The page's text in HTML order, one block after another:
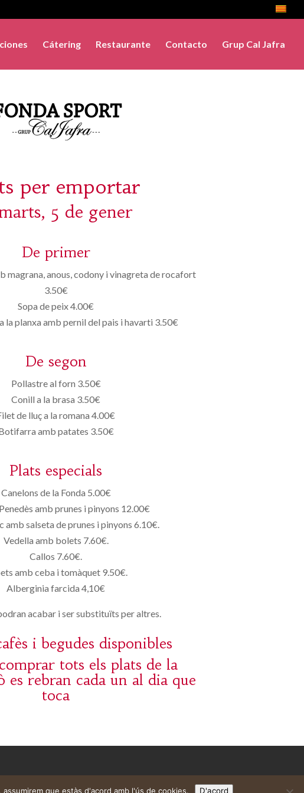
Cátering Restaurante Contacto Grup Cal Jafra
per emportar
5 de gener
De primer
magrana, anous, codony i vinagreta de rocafort
3.50€
Sopa de peix 4.00€
la planxa amb pernil del pais i havarti 3.50€
De segon
Pollastre al forn 3.50€
Conill a la brasa 3.50€
de lluç a la romana 4.00€
amb patates 3.50€
Plats especials
Canelons de la Fonda 5.00€
amb prunes i pinyons 12.00€
amb salseta de prunes i pinyons 6.10€.
Vedella amb bolets 7.60€.
Callos 7.60€.
amb ceba i tomàquet 9.50€.
Alberginia farcida 4,10€
acabar i ser substituïts per altres.
i begudes disponibles
tots els plats de la
es rebran cada un al dia que
toca
que estàs d'acord amb l'ús de cookies. D'acord